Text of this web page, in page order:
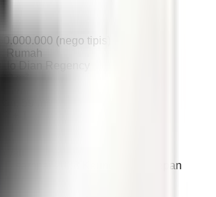
(nego tipis)
Rumah
Dian Regency
m²
m
59 m²
+ 1
1
sampai 2038 Keunggulan: Depan
way, harga di bawah pasaran,
& nyaman